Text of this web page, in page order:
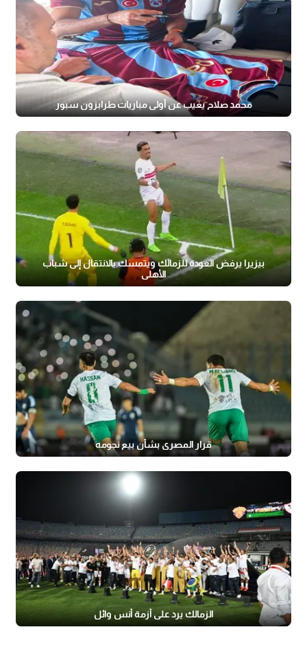
محمد صلاح يغيب عن أولى مباريات طرابزون سبور
بيزيرا يرفض العودة للزمالك ويتمسك بالانتقال إلى شباب
الأهلي
قرار المصري بشأن بيع نجومه
الزمالك يرد على أزمة أنس وائل